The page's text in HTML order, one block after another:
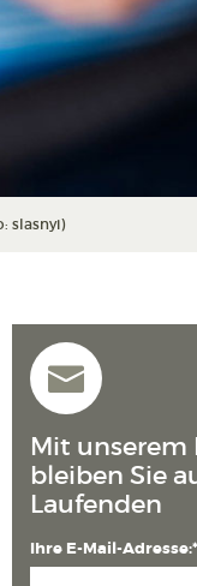
slasnyi)
Mit
bleiben Sie
Laufenden
Ihre E-Mail-Adresse:*